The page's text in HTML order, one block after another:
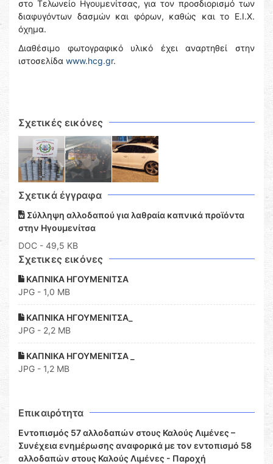
στο Τελωνείο Ηγουμενίτσας, για τον προσδιορισμό των
διαφυγόντων δασμών και φόρων, καθώς και το Ε.Ι.Χ.
όχημα.
Διαθέσιμο φωτογραφικό υλικό έχει αναρτηθεί στην
ιστοσελίδα www.hcg.gr.
Σχετικές εικόνες
Σχετικά έγγραφα
Σύλληψη αλλοδαπού για λαθραία καπνικά προϊόντα
στην Ηγουμενίτσα
DOC - 49,5 KB
Σχετικες εικόνες
ΚΑΠΝΙΚΑ ΗΓΟΥΜΕΝΙΤΣΑ
JPG - 1,0 MB
ΚΑΠΝΙΚΑ ΗΓΟΥΜΕΝΙΤΣΑ_
JPG - 2,2 MB
ΚΑΠΝΙΚΑ ΗΓΟΥΜΕΝΙΤΣΑ _
JPG - 1,2 MB
Επικαιρότητα
Εντοπισμός 57 αλλοδαπών στους Καλούς Λιμένες –
Συνέχεια ενημέρωσης αναφορικά με τον εντοπισμό 58
αλλοδαπών στους Καλούς Λιμένες - Παροχή